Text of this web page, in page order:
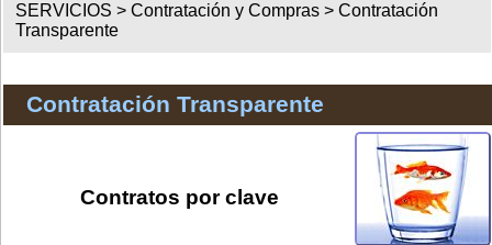
SERVICIOS >Contratación y Compras >Contratación
Transparente
Contratación Transparente
Contratos por clave